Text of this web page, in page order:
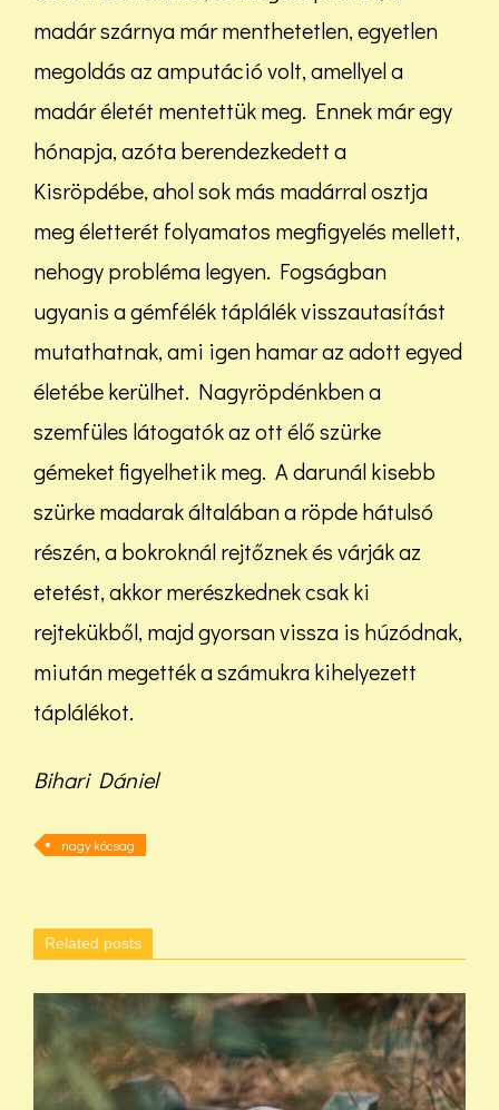
madár szárnya már menthetetlen, egyetlen
megoldás az amputáció volt, amellyel a
madár életét mentettük meg. Ennek már egy
hónapja, azóta berendezkedett a
Kisröpdébe, ahol sok más madárral osztja
meg életterét folyamatos megfigyelés mellett,
nehogy probléma legyen. Fogságban
ugyanis a gémfélék táplálék visszautasítást
mutathatnak, ami igen hamar az adott egyed
életébe kerülhet. Nagyröpdénkben a
szemfüles látogatók az ott élő szürke
gémeket figyelhetik meg. A darunál kisebb
szürke madarak általában a röpde hátulsó
részén, a bokroknál rejtőznek és várják az
etetést, akkor merészkednek csak ki
rejtekükből, majd gyorsan vissza is húzódnak,
miután megették a számukra kihelyezett
táplálékot.
Bihari Dániel
nagy kócsag
Related posts